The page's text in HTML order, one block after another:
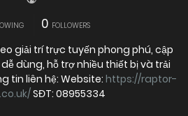
0 FOLLOWERS
giải trí trực tuyến phong phú, cập
dùng, hỗ trợ nhiều thiết bị và trải
nghiệm mượt mà. Thông tin liên hệ: Website: https://raptor-
SĐT: 08955334